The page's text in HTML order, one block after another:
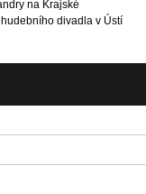
na Krajské
divadla v Ústí